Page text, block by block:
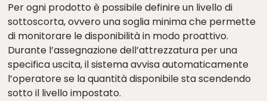
Per ogni prodotto è possibile definire un livello di
sottoscorta, ovvero una soglia minima che permette
di monitorare le disponibilità in modo proattivo.
Durante l’assegnazione dell’attrezzatura per una
specifica uscita, il sistema avvisa automaticamente
l’operatore se la quantità disponibile sta scendendo
sotto il livello impostato.